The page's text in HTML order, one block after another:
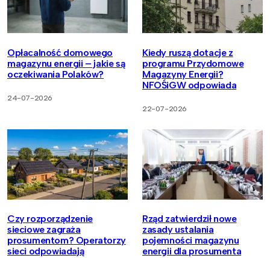
Opłacalność domowego
magazynu energii – jakie są
oczekiwania Polaków?
24-07-2026
Kiedy ruszą dotacje z
programu Przydomowe
Magazyny Energii?
NFOŚiGW odpowiada
22-07-2026
Czy rozporządzenie
sieciowe zagraża
prosumentom? Operatorzy
sieci odpowiadają
Rząd zatwierdził nowe
zasady ustalania
pojemności magazynu
energii dla prosumenta